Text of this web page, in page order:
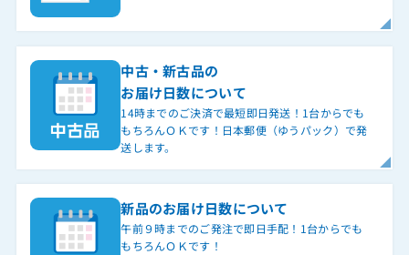
中古・新古品の
お届け日数について
14時までのご決済で最短即日発送！1台からでも
もちろんＯＫです！日本郵便（ゆうパック）で発
送します。
新品のお届け日数について
午前９時までのご発注で即日手配！1台からでも
もちろんＯＫです！